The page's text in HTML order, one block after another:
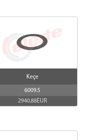
Keçe
6009.5
2940,88EUR